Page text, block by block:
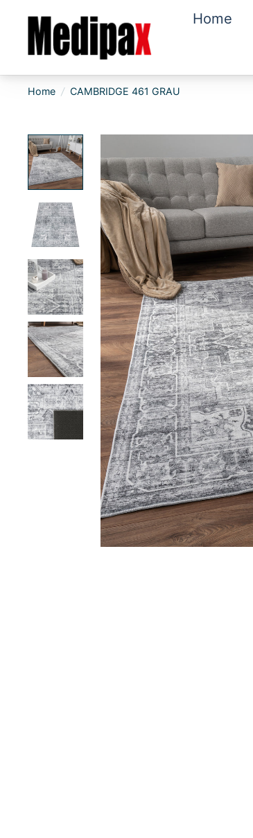
Home
Home / CAMBRIDGE 461 GRAU